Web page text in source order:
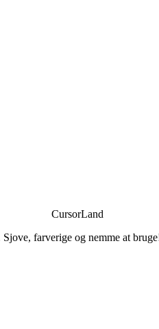
CursorLand
farverige og nemme at